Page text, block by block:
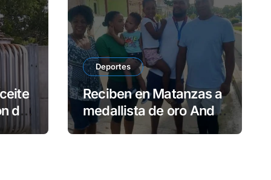
e
o
de
Deportes
Reciben en Matanzas a
medallista de oro Andy
Granda